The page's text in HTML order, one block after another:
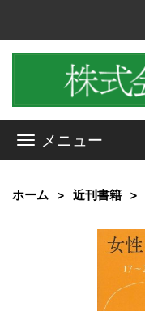
メニュー
ホーム 近刊書籍